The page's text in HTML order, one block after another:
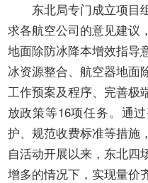
东北局专门成立项目
求各航空公司的意见建议
地面除防冰降本增效指导
冰资源整合、航空器地面
工作预案及程序、完善极
放政策等16项任务。通
护、规范收费标准等措施
自活动开展以来，东北四
增多的情况下，实现量价
加
波
浪
键
打
开
导
盲
模
式